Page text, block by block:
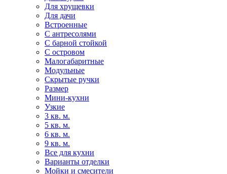
Для хрущевки
Для дачи
Встроенные
С антресолями
С барной стойкой
С островом
Малогабаритные
Модульные
Скрытые ручки
Размер
Мини-кухни
Узкие
3 кв. м.
5 кв. м.
6 кв. м.
9 кв. м.
Все для кухни
Варианты отделки
Мойки и смесители